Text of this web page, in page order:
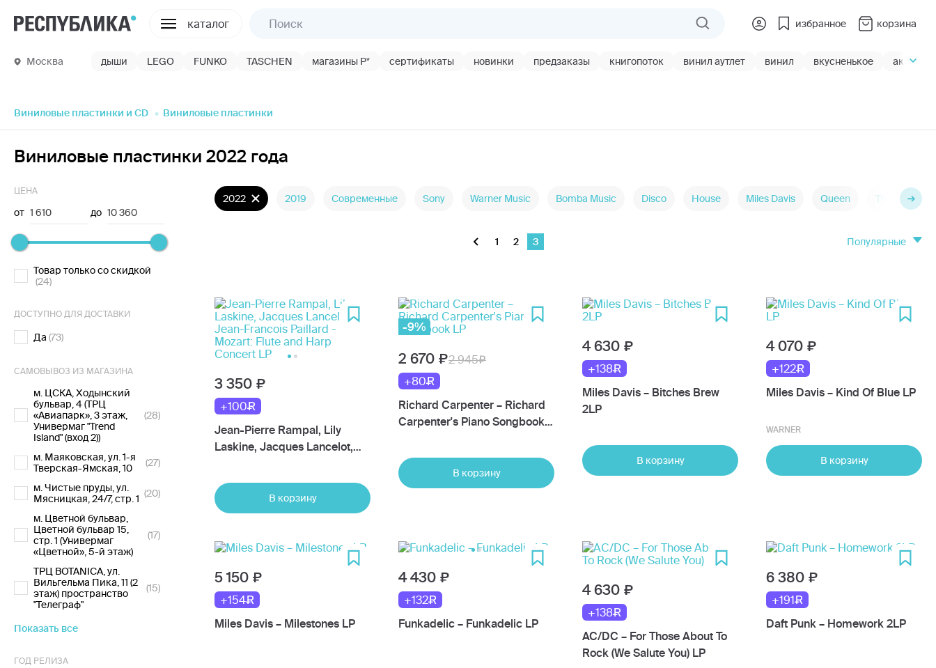
каталог избранное корзина
Москва дыши LEGO FUNKO TASCHEN магазины Р* сертификаты новинки предзаказы книгопоток винил аутлет винил вкусненькое акции
Виниловые пластинки и CD Виниловые пластинки
Виниловые пластинки 2022 года
ЦЕНА
от 1 610 до 10 360
Товар только со скидкой
(24)
ДОСТУПНО ДЛЯ ДОСТАВКИ
Да (73)
САМОВЫВОЗ ИЗ МАГАЗИНА
м. ЦСКА, Ходынский
бульвар, 4 (ТРЦ
«Авиапарк», 3 этаж,
Универмаг "Trend
Island" (вход 2))
(28)
м. Маяковская, ул. 1-я
Тверская-Ямская, 10
(27)
м. Чистые пруды, ул.
Мясницкая, 24/7, стр. 1 (20)
м. Цветной бульвар,
Цветной бульвар 15,
стр. 1 (Универмаг
«Цветной», 5-й этаж)
(17)
ТРЦ BOTANICA, ул.
Вильгельма Пика, 11 (2
этаж) пространство
"Телеграф"
(15)
Показать все
ГОД РЕЛИЗА
2022 2019 Современные Sony Warner Music Bomba Music Disco House Miles Davis Queen The Cure
1 2 3 популярные
3 350
+100
Jean-Pierre Rampal, Lily
Laskine, Jacques Lancelot,
Mozart: Flute and Harp
Concert LPВ корзину
-9%
2 670
2 945
+80
Richard Carpenter – Richard
Carpenter's Piano Songbook
В корзину
4 630
+138
Miles Davis – Bitches Brew
2LP
В корзину
4 070
+122
Miles Davis – Kind Of Blue LP
WARNER
В корзину
5 150
+154
Miles Davis – Milestones LP
4 430
+132
Funkadelic – Funkadelic LP
4 630
+138
AC/DC – For Those About To
Rock (We Salute You) LP
6 380
+191
Daft Punk – Homework 2LP